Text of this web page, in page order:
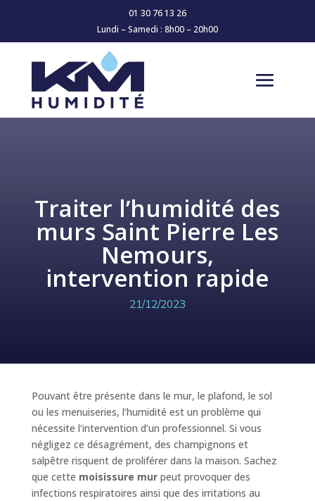
01 30 76 13 26
Lundi – Samedi : 8h00 – 20h00
Traiter l’humidité des
murs Saint Pierre Les
Nemours,
intervention rapide
21/12/2023
Pouvant être présente dans le mur, le plafond, le sol
ou les menuiseries, l’humidité est un problème qui
nécessite l’intervention d’un professionnel. Si vous
négligez ce désagrément, des champignons et
salpêtre risquent de proliférer dans la maison. Sachez
que cette moisissure murpeut provoquer des
infections respiratoires ainsi que des irritations au